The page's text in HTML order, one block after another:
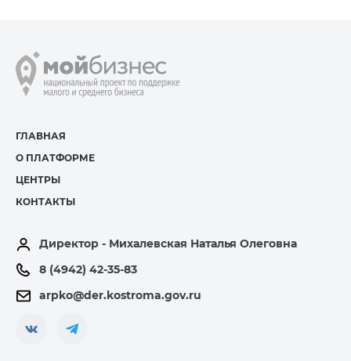
ГЛАВНАЯ
О ПЛАТФОРМЕ
ЦЕНТРЫ
КОНТАКТЫ
Директор - Михалевская Наталья Олеговна
8 (4942) 42-35-83
arpko@der.kostroma.gov.ru